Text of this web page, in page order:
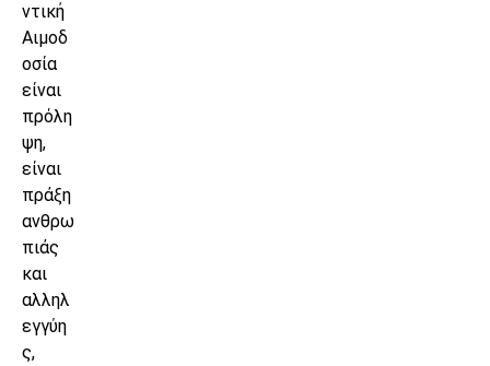
ντική
Αιμοδ
οσία
είναι
πρόλη
ψη,
είναι
πράξη
ανθρω
πιάς
και
αλληλ
εγγύη
ς,